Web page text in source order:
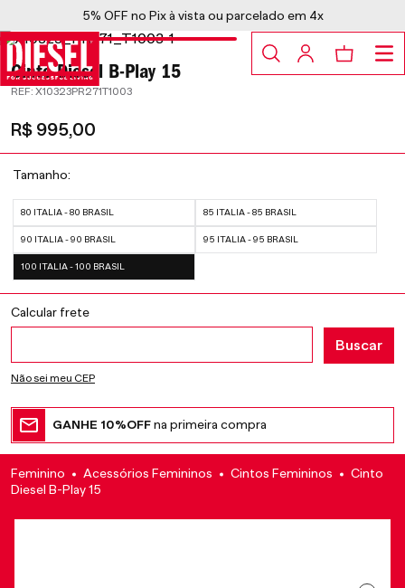
5% OFF no Pix à vista ou parcelado em 4x
Cinto Diesel B-Play 15
: X10323PR271T1003
R$ 995,00
Tamanho
80 ITALIA - 80 BRASIL 85 ITALIA - 85 BRASIL
90 ITALIA - 90 BRASIL 95 ITALIA - 95 BRASIL
100 ITALIA - 100 BRASIL
Não sei meu CEP
GANHE 10%OFFna primeira compra
Feminino Acessórios Femininos Cintos Femininos
Cinto
Diesel B-Play 15